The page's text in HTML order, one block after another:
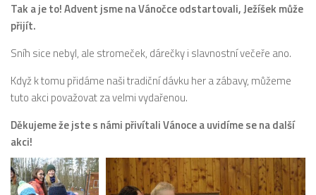
Tak a je to! Advent jsme na Vánočce odstartovali, Ježíšek může
přijít.
Sníh sice nebyl, ale stromeček, dárečky i slavnostní večeře ano.
Když k tomu přidáme naši tradiční dávku her a zábavy, můžeme
tuto akci považovat za velmi vydařenou.
Děkujeme že jste s námi přivítali Vánoce a uvidíme se na další
akci!